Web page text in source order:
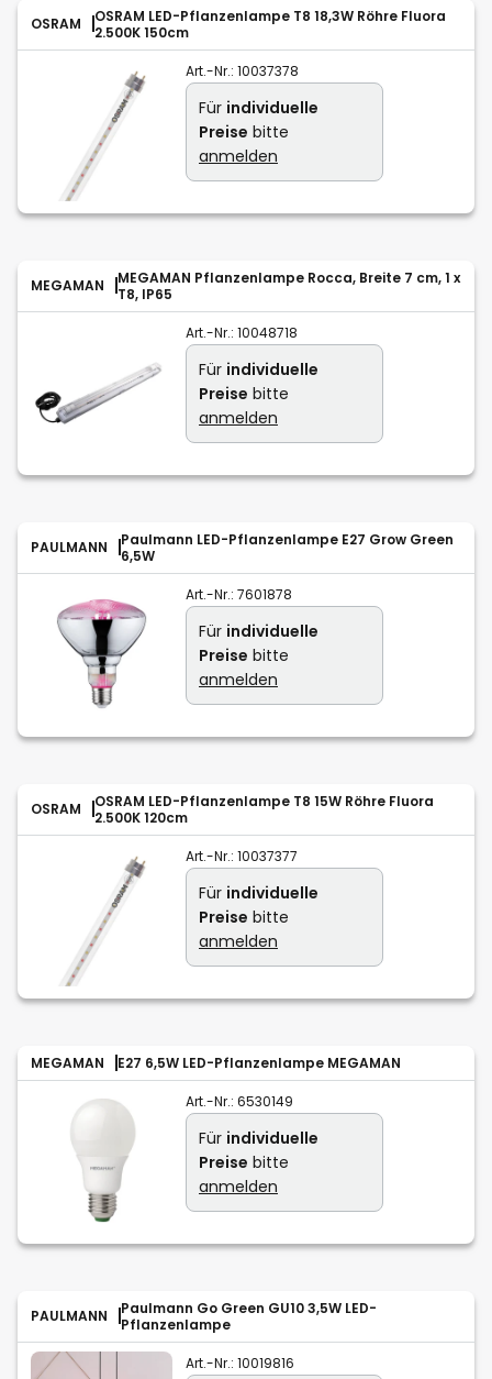
OSRAM
OSRAM LED-Pflanzenlampe T8 18,3W Röhre Fluora
2.500K 150cm
Art.-Nr.: 10037378
Für individuelle
Preise bitte
anmelden
MEGAMAN
MEGAMAN Pflanzenlampe Rocca, Breite 7 cm, 1 x
T8, IP65
Art.-Nr.: 10048718
Für individuelle
Preise bitte
anmelden
PAULMANN
Paulmann LED-Pflanzenlampe E27 Grow Green
6,5W
Art.-Nr.: 7601878
Für individuelle
Preise bitte
anmelden
OSRAM
OSRAM LED-Pflanzenlampe T8 15W Röhre Fluora
2.500K 120cm
Art.-Nr.: 10037377
Für individuelle
Preise bitte
anmelden
MEGAMAN E27 6,5W LED-Pflanzenlampe MEGAMAN
Art.-Nr.: 6530149
Für individuelle
Preise bitte
anmelden
PAULMANN
Paulmann Go Green GU10 3,5W LED-
Pflanzenlampe
Art.-Nr.: 10019816